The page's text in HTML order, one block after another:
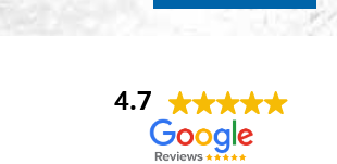
4.7
Anna Maria Negri